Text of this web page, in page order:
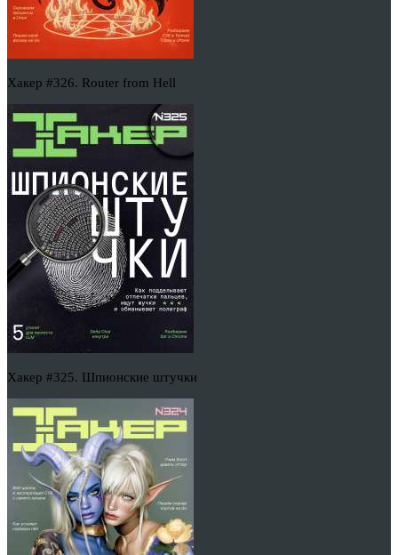
Хакер #326. Router from Hell
Хакер #325. Шпионские штучки